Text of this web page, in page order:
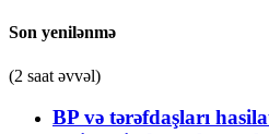
Son yenilənmə
(2 saat əvvəl)
BP və tərəfdaşları